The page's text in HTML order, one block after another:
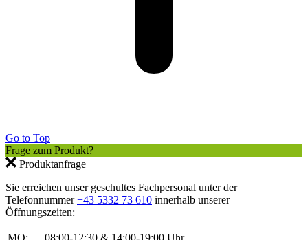
Go to Top
Frage zum Produkt?
Produktanfrage
Sie erreichen unser geschultes Fachpersonal unter der
Telefonnummer+43 5332 73 610 innerhalb unserer
Öffnungszeiten:
MO: 08:00-12:30 & 14:00-19:00 Uhr